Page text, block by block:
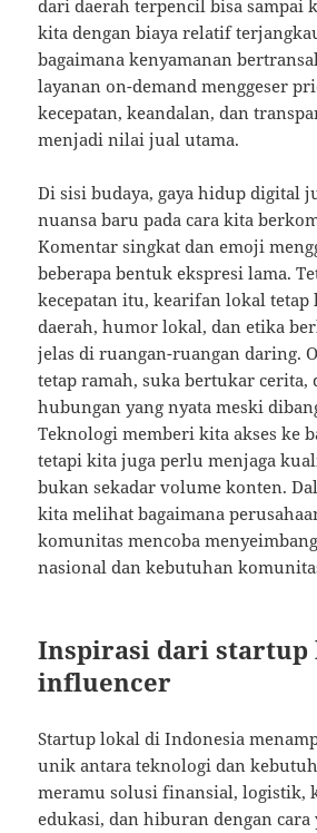
dari daerah terpencil bisa sampai
kita dengan biaya relatif
bagaimana kenyamanan
layanan on-demand menggeser
kecepatan, keandalan, dan
menjadi nilai jual utama.
Di sisi budaya, gaya hidup digital
nuansa baru pada cara kita
Komentar singkat dan emoji
beberapa bentuk ekspresi lama.
kecepatan itu, kearifan lokal tetap
daerah, humor lokal, dan etika
jelas di ruangan-ruangan daring.
tetap ramah, suka bertukar cerita,
hubungan yang nyata meski
Teknologi memberi kita akses ke
tetapi kita juga perlu menjaga
bukan sekadar volume konten.
kita melihat bagaimana
komunitas mencoba
nasional dan kebutuhan
Inspirasi dari startup
influencer
Startup lokal di Indonesia
unik antara teknologi dan
meramu solusi finansial, logistik,
edukasi, dan hiburan dengan cara